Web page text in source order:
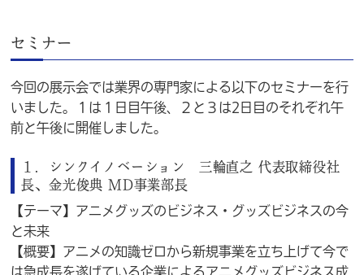
セミナー
今回の展示会では業界の専門家による以下のセミナーを行
いました。１は１日目午後、２と３は2日目のそれぞれ午
前と午後に開催しました。
１．シンクイノベーション 三輪直之 代表取締役社
長、金光俊典 MD事業部長
【テーマ】アニメグッズのビジネス・グッズビジネスの今
と未来
【概要】アニメの知識ゼロから新規事業を立ち上げて今で
は急成長を遂げている企業によるアニメグッズビジネス成